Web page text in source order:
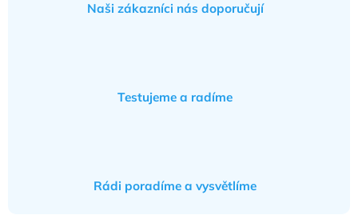
Naši zákazníci nás doporučují
Testujeme a radíme
Rádi poradíme a vysvětlíme